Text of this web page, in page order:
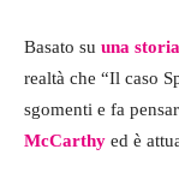
Basato su una
realtà che “Il caso
sgomenti e fa
McCarthy ed è